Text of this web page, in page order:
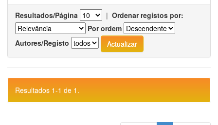
Resultados/Página | Ordenar registos por:
Por ordem
Autores/Registo
Resultados 1-1 de 1.